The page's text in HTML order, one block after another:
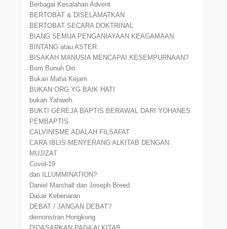
Berbagai Kesalahan Advent
BERTOBAT & DISELAMATKAN
BERTOBAT SECARA DOKTRINAL
BIANG SEMUA PENGANIAYAAN KEAGAMAAN
BINTANG atau ASTER.
BISAKAH MANUSIA MENCAPAI KESEMPURNAAN?
Bom Bunuh Diri
Bukan Maha Kejam
BUKAN ORG YG BAIK HATI
bukan Yahweh.
BUKTI GEREJA BAPTIS BERAWAL DARI YOHANES
PEMBAPTIS
CALVINISME ADALAH FILSAFAT
CARA IBLIS MENYERANG ALKITAB DENGAN
MUJIZAT
Covid-19
dan ILLUMMINATION?
Daniel Marshall dan Joseph Breed
Dasar Kebenaran
DEBAT / JANGAN DEBAT?
demonstran Hongkong